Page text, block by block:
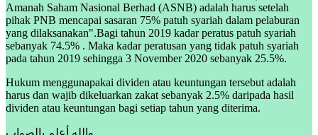
Amanah Saham Nasional Berhad (ASNB) adalah harus setelah
pihak PNB mencapai sasaran 75% patuh syariah dalam pelaburan
yang dilaksanakan".Bagi tahun 2019 kadar peratus patuh syariah
sebanyak 74.5% . Maka kadar peratusan yang tidak patuh syariah
pada tahun 2019 sehingga 3 November 2020 sebanyak 25.5%.
Hukum menggunapakai dividen atau keuntungan tersebut adalah
harus dan wajib dikeluarkan zakat sebanyak 2.5% daripada hasil
dividen atau keuntungan bagi setiap tahun yang diterima.